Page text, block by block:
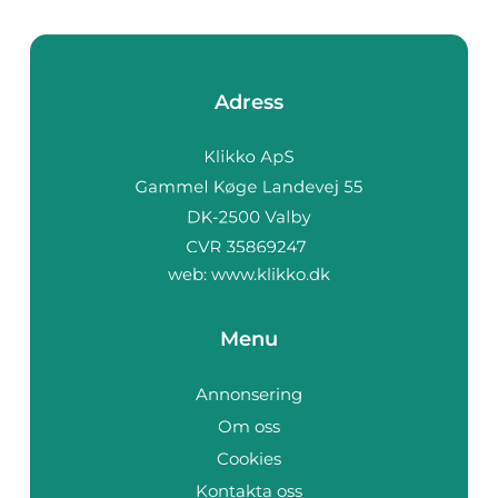
Adress
web: www.klikko.dk
Menu
Annonsering
Om oss
Cookies
Kontakta oss